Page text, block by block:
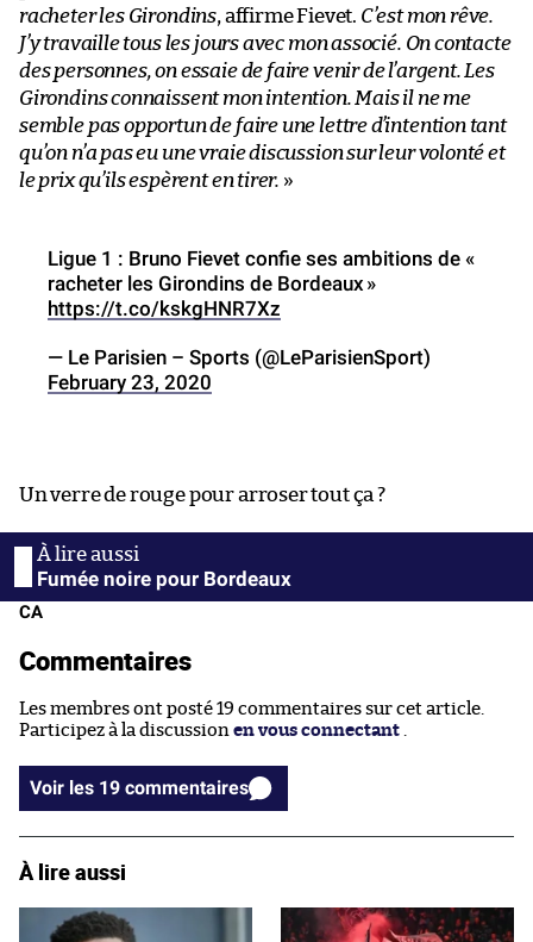
racheter les Girondins, affirme Fievet. C’est mon rêve.
J’y travaille tous les jours avec mon associé. On contacte
des personnes, on essaie de faire venir de l’argent. Les
Girondins connaissent mon intention. Mais il ne me
semble pas opportun de faire une lettre d’intention tant
qu’on n’a pas eu une vraie discussion sur leur volonté et
le prix qu’ils espèrent en tirer. »
Ligue 1 : Bruno Fievet confie ses ambitions de «
racheter les Girondins de Bordeaux »
https://t.co/kskgHNR7Xz
— Le Parisien – Sports (@LeParisienSport)
February 23, 2020
Un verre de rouge pour arroser tout ça ?
Fumée noire pour Bordeaux
CA
Commentaires
Les membres ont posté 19 commentaires sur cet article.
Participez à la discussion en vous connectant
Voir les 19 commentaires
À lire aussi